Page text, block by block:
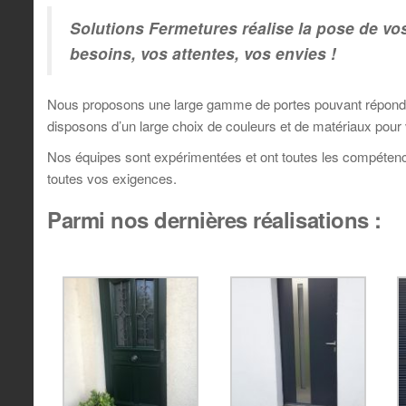
Solutions Fermetures réalise la pose de
besoins, vos attentes, vos envies !
Nous proposons une large gamme de portes pouvant
disposons d’un large choix de couleurs et de matériaux
Nos équipes sont expérimentées et ont toutes les
toutes vos exigences.
Parmi nos dernières réalisations :